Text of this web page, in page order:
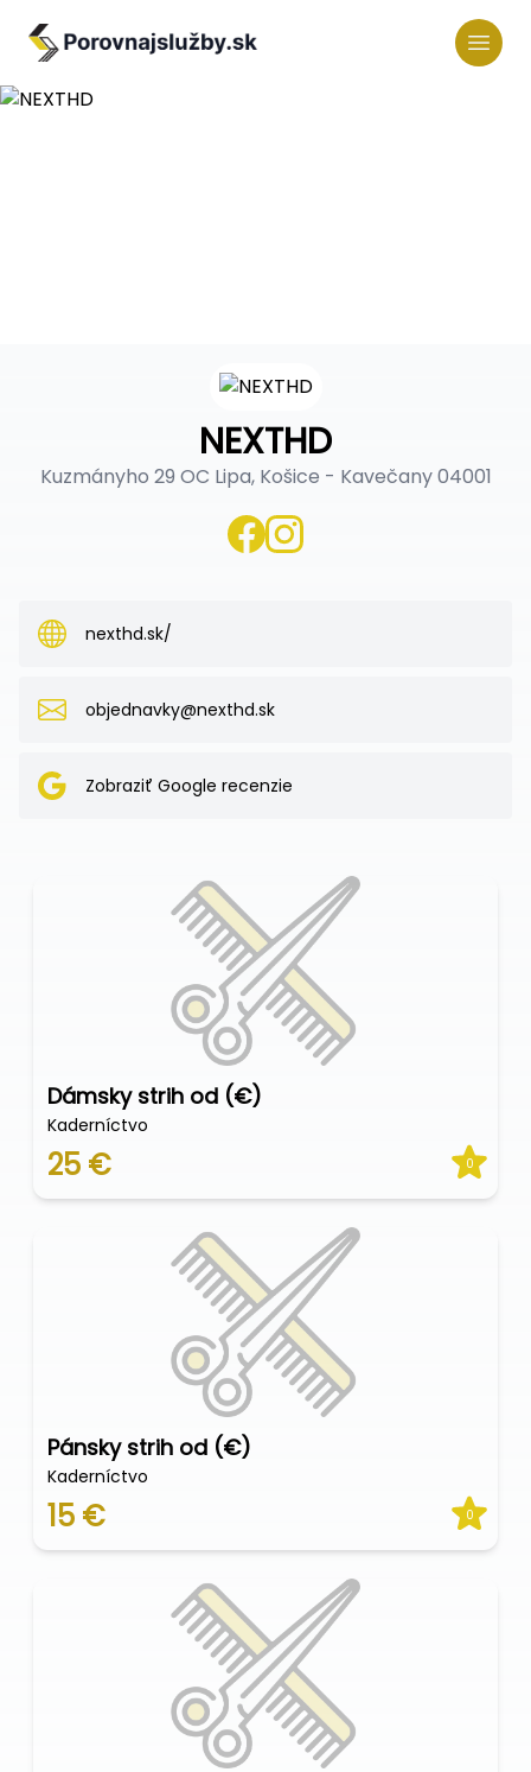
NEXTHD
Kuzmányho 29 OC Lipa, Košice - Kavečany 04001
nexthd.sk/
objednavky@nexthd.sk
Zobraziť Google recenzie
Dámsky strih od (€)
Kaderníctvo
25 € 0
Pánsky strih od (€)
Kaderníctvo
15 € 0